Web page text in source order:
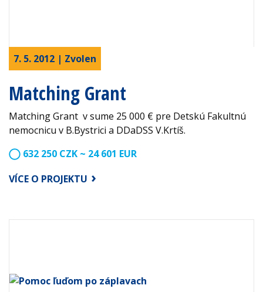
7. 5. 2012 | Zvolen
Matching Grant
Matching Grant v sume 25 000 € pre Detskú Fakultnú
nemocnicu v B.Bystrici a DDaDSS V.Krtíš.
632 250 CZK ~ 24 601 EUR
VÍCE O PROJEKTU